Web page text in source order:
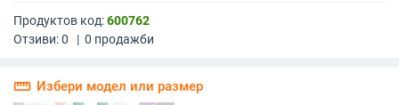
Продуктов код:600762
Отзиви:0 | 0 продажби
straighten Избери модел или размер